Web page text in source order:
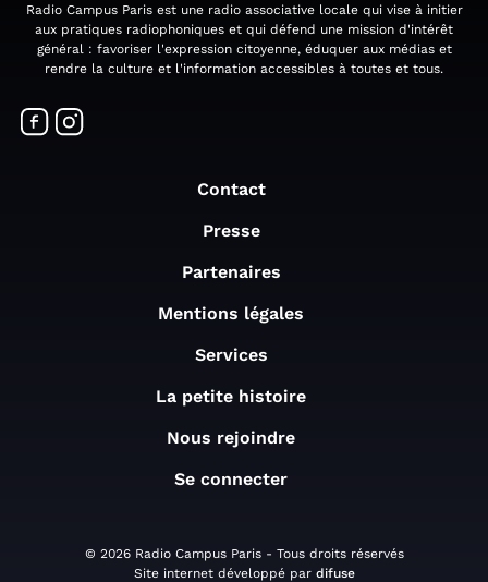
Radio Campus Paris est une radio associative locale qui vise à initier
aux pratiques radiophoniques et qui défend une mission d'intérêt
général : favoriser l'expression citoyenne, éduquer aux médias et
rendre la culture et l'information accessibles à toutes et tous.
Contact
Presse
Partenaires
Mentions légales
Services
La petite histoire
Nous rejoindre
Se connecter
© 2026 Radio Campus Paris - Tous droits réservés
Site internet développé par difuse